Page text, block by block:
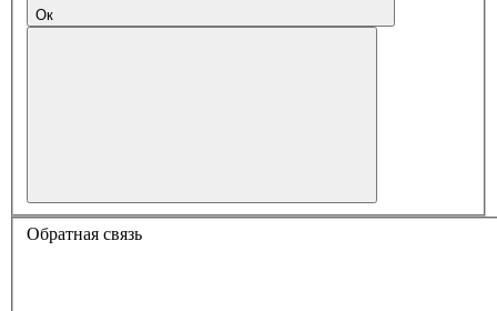
Ок
Обратная связь